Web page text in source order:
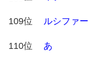
109位 ルシファー
110位 あ